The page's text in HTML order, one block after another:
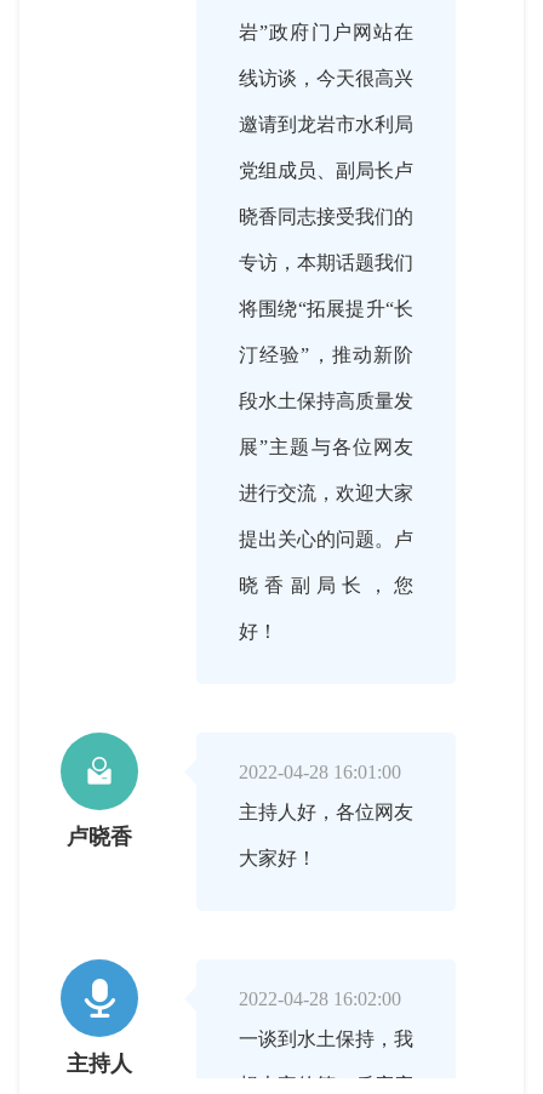
岩”政府门户网站在
线访谈，今天很高兴
邀请到龙岩市水利局
党组成员、副局长卢
晓香同志接受我们的
专访，本期话题我们
将围绕“拓展提升“长
汀经验”，推动新阶
段水土保持高质量发
展”主题与各位网友
进行交流，欢迎大家
提出关心的问题。卢
晓香副局长，您
好！

卢晓香
2022-04-28 16:01:00
主持人好，各位网友
大家好！

主持人
2022-04-28 16:02:00
一谈到水土保持，我
想大家的第一反应应